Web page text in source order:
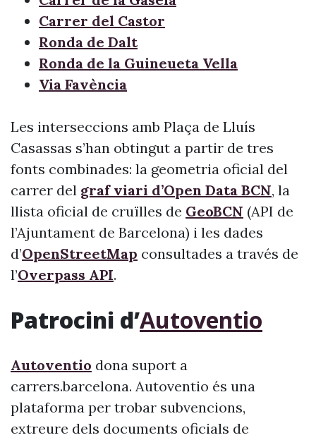
Carrer del Castor
Ronda de Dalt
Ronda de la Guineueta Vella
Via Favència
Les interseccions amb Plaça de Lluís
Casassas s’han obtingut a partir de tres
fonts combinades: la geometria oficial del
carrer del graf viari d’Open Data BCN, la
llista oficial de cruïlles de GeoBCN (API de
l’Ajuntament de Barcelona) i les dades
d’OpenStreetMap consultades a través de
l’Overpass API.
Patrocini d’Autoventio
Autoventio dona suport a
carrers.barcelona. Autoventio és una
plataforma per trobar subvencions,
extreure dels documents oficials de